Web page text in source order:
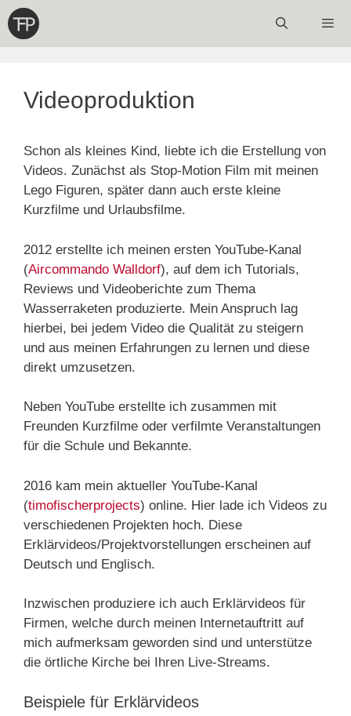
Zum
Inhalt
springen
Videoproduktion
Schon als kleines Kind, liebte ich die Erstellung von
Videos. Zunächst als Stop-Motion Film mit meinen
Lego Figuren, später dann auch erste kleine
Kurzfilme und Urlaubsfilme.
2012 erstellte ich meinen ersten YouTube-Kanal
(Aircommando Walldorf), auf dem ich Tutorials,
Reviews und Videoberichte zum Thema
Wasserraketen produzierte. Mein Anspruch lag
hierbei, bei jedem Video die Qualität zu steigern
und aus meinen Erfahrungen zu lernen und diese
direkt umzusetzen.
Neben YouTube erstellte ich zusammen mit
Freunden Kurzfilme oder verfilmte Veranstaltungen
für die Schule und Bekannte.
2016 kam mein aktueller YouTube-Kanal
(timofischerprojects) online. Hier lade ich Videos zu
verschiedenen Projekten hoch. Diese
Erklärvideos/Projektvorstellungen erscheinen auf
Deutsch und Englisch.
Inzwischen produziere ich auch Erklärvideos für
Firmen, welche durch meinen Internetauftritt auf
mich aufmerksam geworden sind und unterstütze
die örtliche Kirche bei Ihren Live-Streams.
Beispiele für Erklärvideos